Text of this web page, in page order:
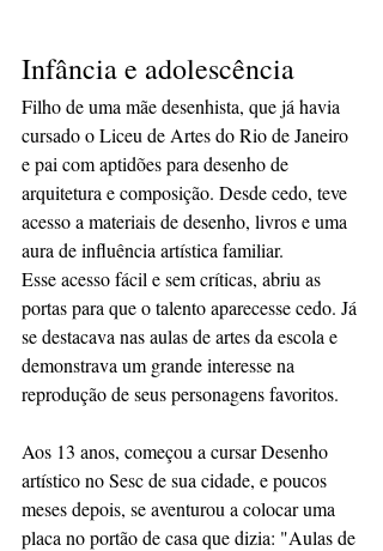
Infância e adolescência
Filho de uma mãe desenhista, que já havia
cursado o Liceu de Artes do Rio de Janeiro
e pai com aptidões para desenho de
arquitetura e composição. Desde cedo, teve
acesso a materiais de desenho, livros e uma
aura de influência artística familiar.
Esse acesso fácil e sem críticas, abriu as
portas para que o talento aparecesse cedo. Já
se destacava nas aulas de artes da escola e
demonstrava um grande interesse na
reprodução de seus personagens favoritos.
Aos 13 anos, começou a cursar Desenho
artístico no Sesc de sua cidade, e poucos
meses depois, se aventurou a colocar uma
placa no portão de casa que dizia: "Aulas de